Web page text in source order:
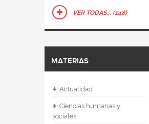
VER TODAS... (148)
MATERIAS
+ Actualidad
+ Ciencias humanas y
sociales